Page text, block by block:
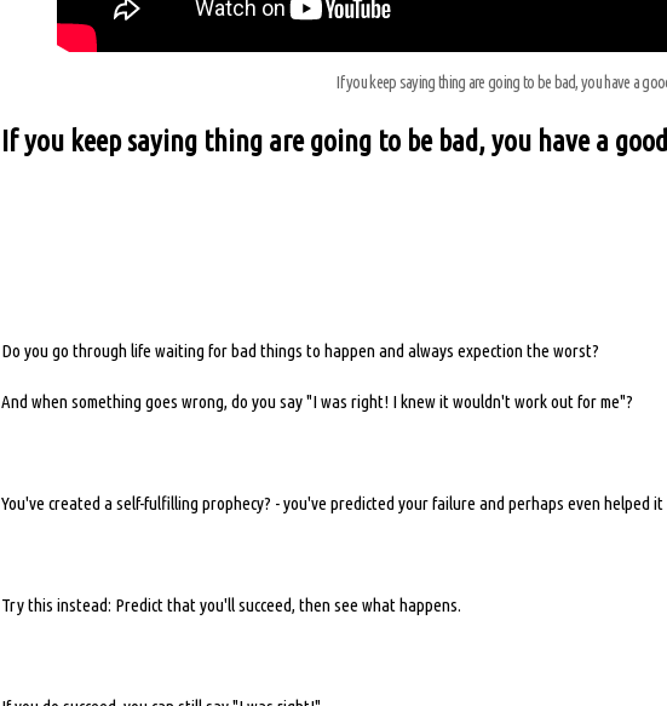
If you keep saying thing are going to be bad, you have a
If you keep saying thing are going to be bad, you have a
Do you go through life waiting for bad things to happen and always expection the worst?
And when something goes wrong, do you say "I was right! I knew it wouldn't work out for me"?
You've created a self-fulfilling prophecy? - you've predicted your failure and perhaps even helped it
Try this instead: Predict that you'll succeed, then see what happens.